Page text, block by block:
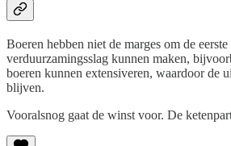
Boeren hebben niet de marges om de
verduurzamingsslag kunnen maken,
boeren kunnen extensiveren, waardoor de
blijven.
Vooralsnog gaat de winst voor. De